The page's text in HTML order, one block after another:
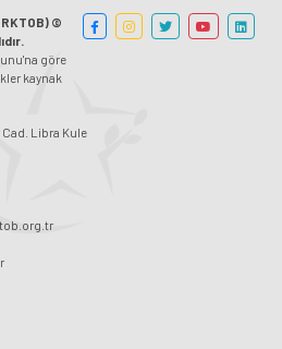
©
göre
kaynak
Libra Kule